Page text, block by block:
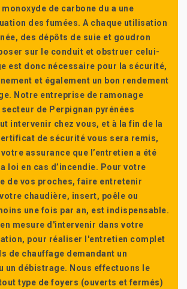
de carbone du a une
des fumées. A chaque utilisation
des dépôts de suie et goudron
sur le conduit et obstruer celui-
est donc nécessaire pour la sécurité,
et également un bon rendement
Notre entreprise de ramonage
de Perpignan pyrénées
intervenir chez vous, et à la fin de la
de sécurité vous sera remis,
assurance que l’entretien a été
loi en cas d’incendie. Pour votre
de vos proches, faire entretenir
chaudière, insert, poêle ou
une fois par an, est indispensable.
mesure d'intervenir dans votre
pour réaliser l'entretien complet
de chauffage demandant un
un débistrage. Nous effectuons le
type de foyers (ouverts et fermés)